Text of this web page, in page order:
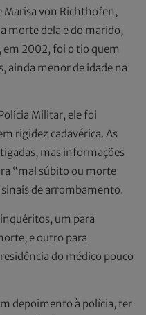
Marisa von Richthofen,
morte dela e do marido,
2002, foi o tio quem
ainda menor de idade na
Militar, ele foi
rigidez cadavérica. As
mas informações
“mal súbito ou morte
de arrombamento.
um para
e outro para
do médico pouco
depoimento à polícia, ter